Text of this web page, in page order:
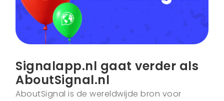
Signalapp.nl gaat verder als
AboutSignal.nl
AboutSignal is de wereldwijde bron voor